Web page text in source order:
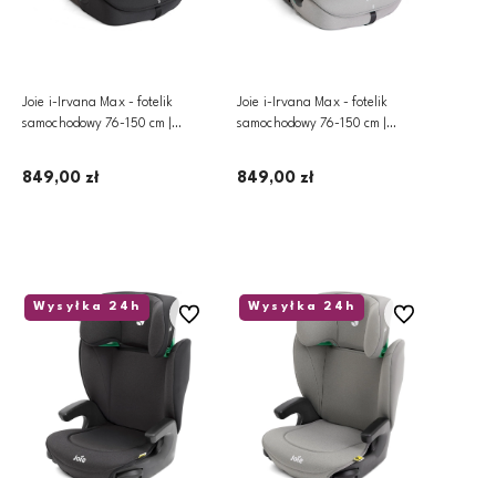
Joie i-Irvana Max - fotelik
samochodowy 76-150 cm |
849,00 zł
Joie i-Irvana Max - fotelik
samochodowy 76-150 cm |
849,00 zł
Wysyłka 24h
Do ulubionych
Wysyłka 24h
Do ulubionych